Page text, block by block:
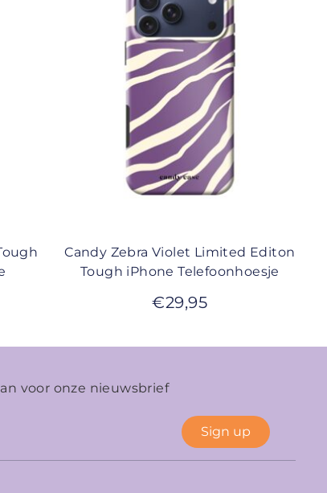
Candy Zebra Violet Limited Editon
Tough iPhone Telefoonhoesje
€29,95
voor onze nieuwsbrief
Sign up